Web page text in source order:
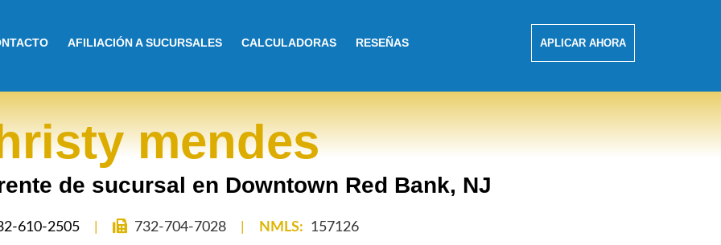
AFILIACIÓN A SUCURSALES CALCULADORAS RESEÑAS APLICAR AHORA
mendes
de sucursal en Downtown Red Bank, NJ
610-2505 732-704-7028 NMLS: 157126